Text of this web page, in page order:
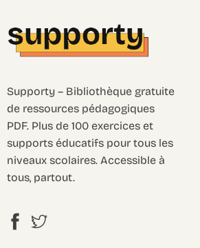
Supporty – Bibliothèque gratuite
de ressources pédagogiques
PDF. Plus de 100 exercices et
supports éducatifs pour tous les
niveaux scolaires. Accessible à
tous, partout.